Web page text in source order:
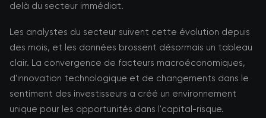
delà du secteur immédiat.
Les analystes du secteur suivent cette évolution depuis
des mois, et les données brossent désormais un tableau
clair. La convergence de facteurs macroéconomiques,
d'innovation technologique et de changements dans le
sentiment des investisseurs a créé un environnement
unique pour les opportunités dans l'capital-risque.